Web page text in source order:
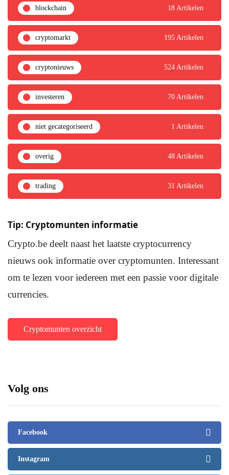
blockchain 18 Artikelen
cryptomarkt 195 Artikelen
cryptonieuws 524 Artikelen
investeren 70 Artikelen
niet gecategoriseerd 1 Artikelen
overig 48 Artikelen
trading 31 Artikelen
Tip: Cryptomunten informatie
Crypto.be deelt naast het laatste cryptocurrency
nieuws ook informatie over cryptomunten. Interessant
om te lezen voor iedereen met een passie voor digitale
currencies.
Cryptomunten overzicht
Volg ons
Facebook
Instagram